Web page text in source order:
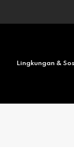
Lingkungan &